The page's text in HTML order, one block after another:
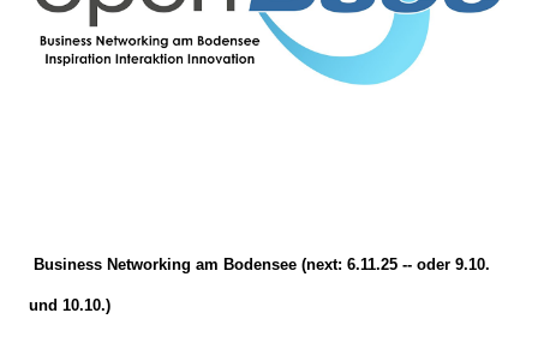
Business Networking am Bodensee (next: 6.11.25 -- oder 9.10.
und 10.10.)